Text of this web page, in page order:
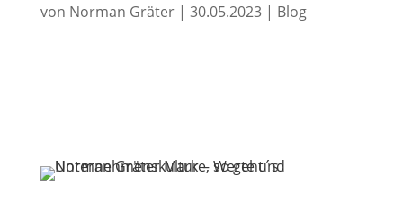
von Norman Gräter| 30.05.2023| Blog